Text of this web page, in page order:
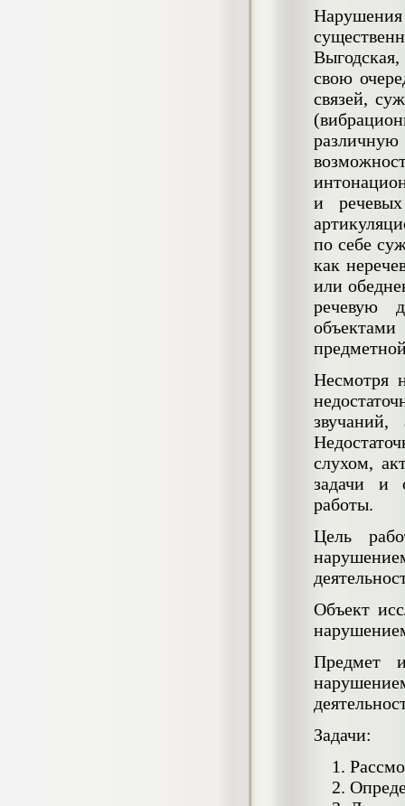
свою
связей,
и
по себе
как
или
речевую
Несмотря
слухом,
задачи и
работы.
Цель
Объект
Предмет
Задачи: